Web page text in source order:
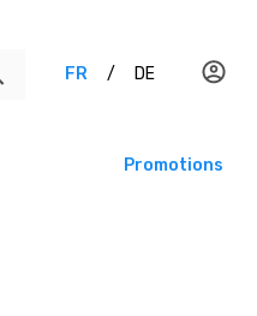
FR / DE
Promotions